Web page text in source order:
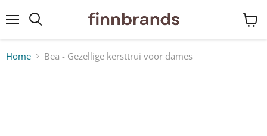
Home Bea - Gezellige kersttrui voor dames